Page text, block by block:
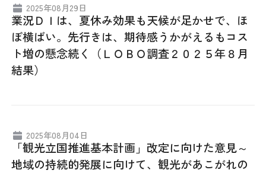
2025年08月29日
業況ＤＩは、夏休み効果も天候が足かせで、ほ
ぼ横ばい。先行きは、期待感うかがえるもコス
ト増の懸念続く（ＬＯＢＯ調査２０２５年８月
結果）
2025年08月04日
「観光立国推進基本計画」改定に向けた意見～
地域の持続的発展に向けて、観光があこがれの